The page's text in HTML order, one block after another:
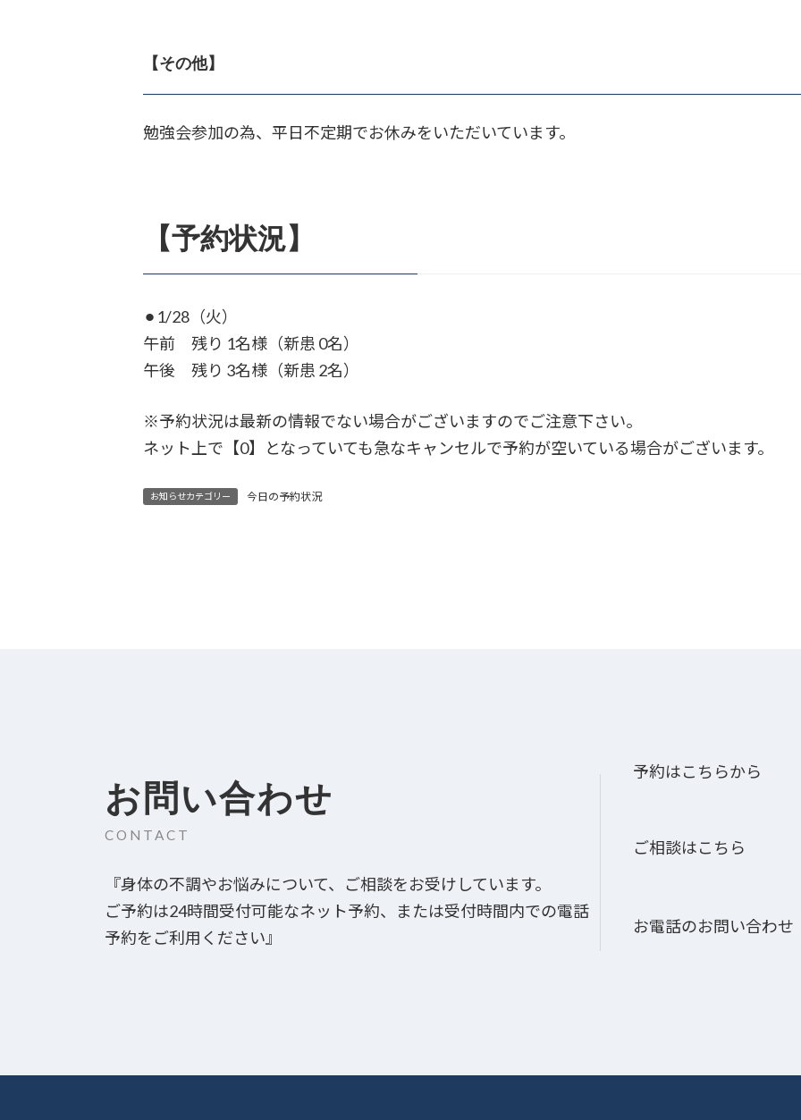
【その他】
勉強会参加の為、平日不定期でお休みをいただいています。
【予約状況】
⚫︎1/28（火）
午前 残り 1名様（新患 0名）
午後 残り 3名様（新患 2名）
※予約状況は最新の情報でない場合がございますのでご注意下さい。
ネット上で【0】となっていても急なキャンセルで予約が空いている場合がございます。
お知らせカテゴリー 今日の予約状況
お問い合わせ
CONTACT
『身体の不調やお悩みについて、ご相談をお受けしています。
ご予約は24時間受付可能なネット予約、または受付時間内での電話
予約をご利用ください』
予約はこちらから
ご相談はこちら
お電話のお問い合わせ